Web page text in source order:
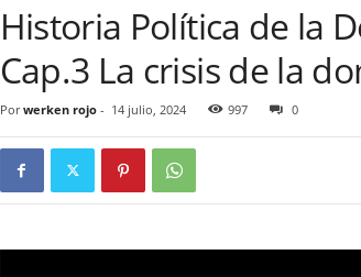
Historia Política de la
Cap.3 La crisis de la
Por werken rojo- 14 julio, 2024 997 0